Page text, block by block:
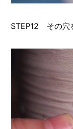
STEP12 その穴